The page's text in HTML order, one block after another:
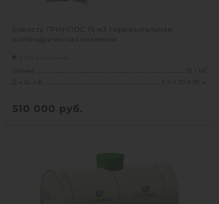
Емкость ГРИНЛОС 15 м3 горизонтальная
цилиндрическая наземная
Есть в наличии
Объем:
15.1 м3
Д х Ш х В:
5.5х1.92х1.92 м
510 000 руб.